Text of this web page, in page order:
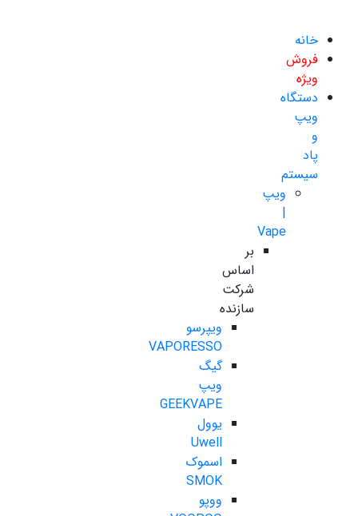
خانه
فروش
ویژه
دستگاه
ویپ
و
پاد
سیستم
ویپ
|
Vape
بر
اساس
شرکت
سازنده
ویپرسو
VAPORESSO
گیگ
ویپ
GEEKVAPE
یوول
Uwell
اسموک
SMOK
ووپو